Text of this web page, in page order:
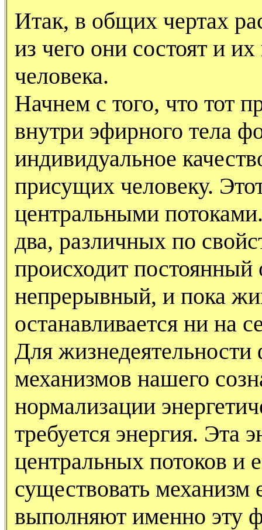
Итак, в общих чертах
из чего они состоят и
человека.
Начнем с того, что тот
внутри эфирного тела
индивидуальное
присущих человеку.
центральными
два, различных по
происходит
непрерывный, и пока
останавливается ни на
Для жизнедеятельности
механизмов нашего
нормализации
требуется энергия. Эта
центральных потоков и
существовать механизм
выполняют именно эту